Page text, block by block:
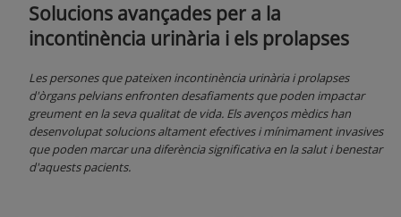
Solucions avançades per a la
incontinència urinària i els prolapses
Les persones que pateixen incontinència urinària i prolapses
d'òrgans pelvians enfronten desafiaments que poden impactar
greument en la seva qualitat de vida. Els avenços mèdics han
desenvolupat solucions altament efectives i mínimament invasives
que poden marcar una diferència significativa en la salut i benestar
d'aquests pacients.